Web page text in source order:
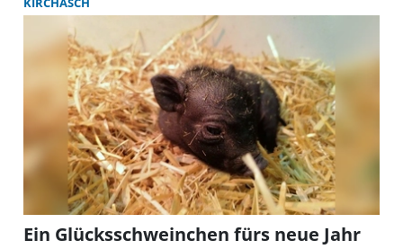
Ein Glücksschweinchen fürs neue Jahr